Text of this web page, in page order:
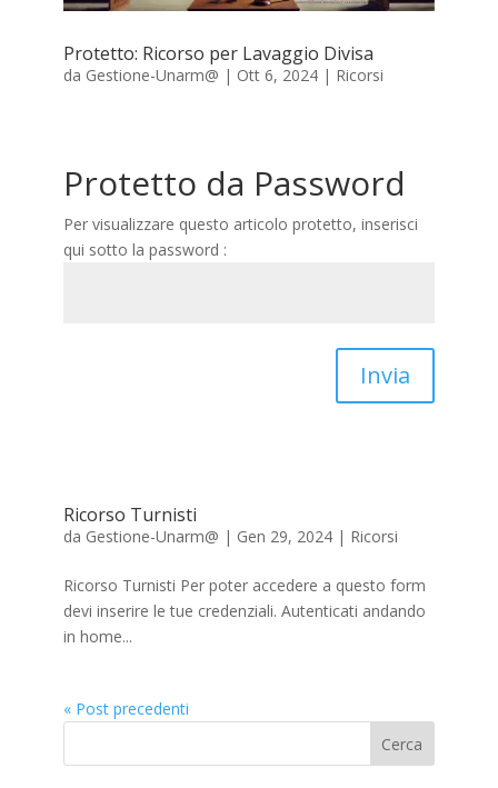
Protetto: Ricorso per Lavaggio Divisa
da Gestione-Unarm@ | Ott 6, 2024| Ricorsi
Protetto da Password
Per visualizzare questo articolo protetto, inserisci
qui sotto la password :
Invia
Ricorso Turnisti
da Gestione-Unarm@ | Gen 29, 2024| Ricorsi
Ricorso Turnisti Per poter accedere a questo form
devi inserire le tue credenziali. Autenticati andando
in home...
« Post precedenti
Cerca